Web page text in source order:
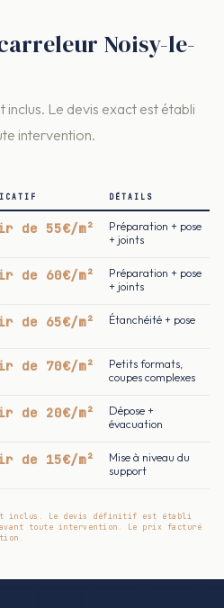
Noisy-le-
Le devis exact est établi
intervention.
DÉTAILS
de 55€/m²
Préparation + pose
+ joints
de 60€/m²
Préparation + pose
+ joints
de 65€/m² Étanchéité + pose
de 70€/m²
Petits formats,
coupes complexes
de 20€/m²
Dépose +
évacuation
de 15€/m²
Mise à niveau du
support
inclus. Le devis définitif est établi
toute intervention. Le prix facturé